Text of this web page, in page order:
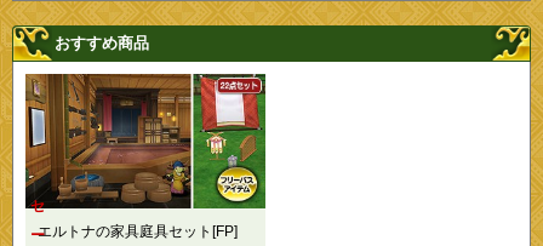
おすすめ商品
エルトナの家具庭具セット[FP]
セ
ー